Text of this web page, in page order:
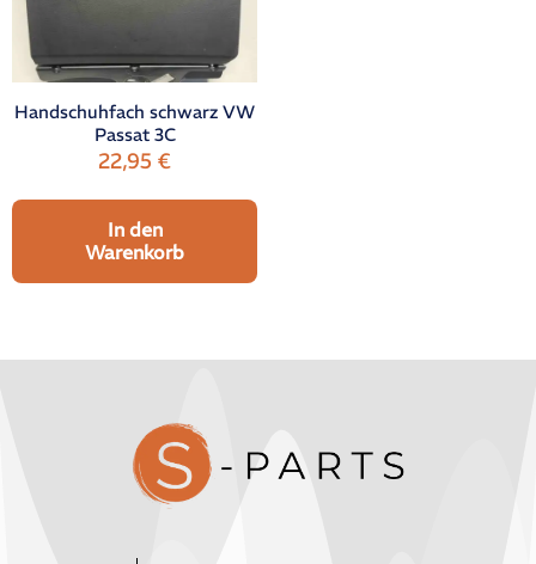
Handschuhfach schwarz VW
Passat 3C
22,95€
In den
Warenkorb